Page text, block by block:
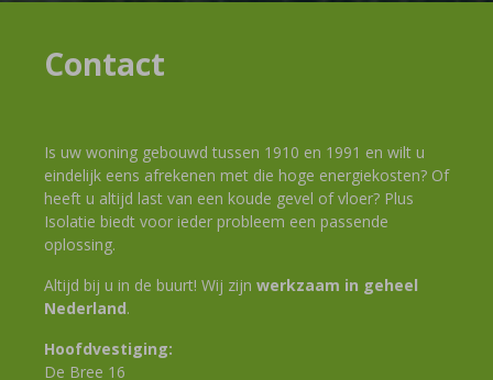
Contact
Is uw woning gebouwd tussen 1910 en 1991 en wilt u
eindelijk eens afrekenen met die hoge energiekosten? Of
heeft u altijd last van een koude gevel of vloer? Plus
Isolatie biedt voor ieder probleem een passende
oplossing.
Altijd bij u in de buurt! Wij zijn werkzaam in geheel
Nederland.
Hoofdvestiging:
De Bree 16